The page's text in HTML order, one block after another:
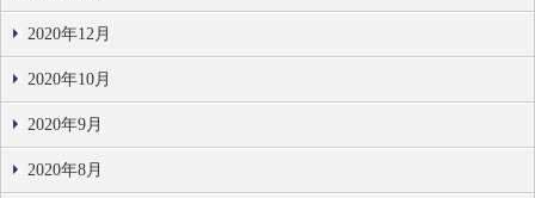
2020年12月
2020年10月
2020年9月
2020年8月